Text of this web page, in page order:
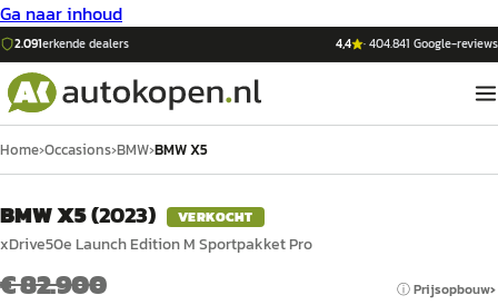
Ga naar inhoud
2.091erkende dealers 4,4 ·404.841 Google-reviews
Home›Occasions›BMW›BMW X5
BMW X5(2023) VERKOCHT
xDrive50e Launch Edition M Sportpakket Pro
€ 82.900 ⓘ Prijsopbouw